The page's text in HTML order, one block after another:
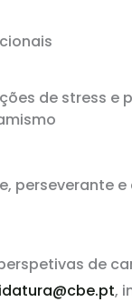
de stress e
perseverante
de
,